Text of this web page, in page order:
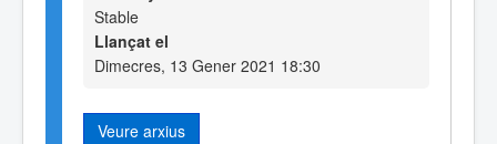
Stable
Llançat el
Dimecres, 13 Gener 2021 18:30
Veure arxius